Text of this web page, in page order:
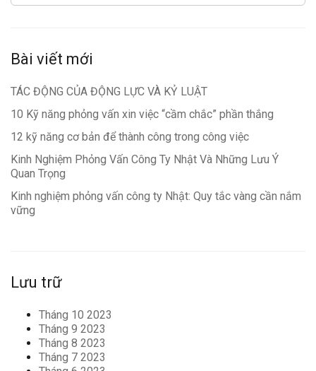
Bài viết mới
TÁC ĐỘNG CỦA ĐỘNG LỰC VÀ KỶ LUẬT
10 Kỹ năng phỏng vấn xin việc “cầm chắc” phần thắng
12 kỹ năng cơ bản để thành công trong công việc
Kinh Nghiệm Phỏng Vấn Công Ty Nhật Và Những Lưu Ý
Quan Trọng
Kinh nghiệm phỏng vấn công ty Nhật: Quy tắc vàng cần nắm
vững
Lưu trữ
Tháng 10 2023
Tháng 9 2023
Tháng 8 2023
Tháng 7 2023